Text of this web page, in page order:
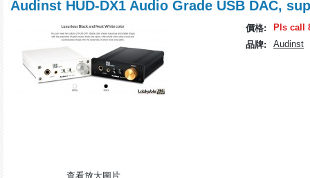
Audinst HUD-DX1 Audio Grade USB DAC,
查看放大圖片
價格:
Pls call
品牌:
Audinst